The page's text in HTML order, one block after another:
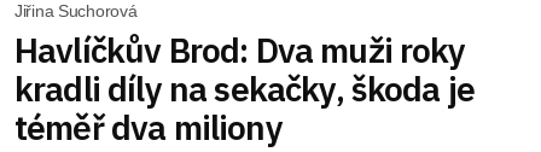
Jiřina Suchorová
Havlíčkův Brod: Dva muži roky
kradli díly na sekačky, škoda je
téměř dva miliony